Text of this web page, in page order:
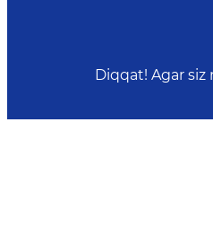
Diqqat! Agar